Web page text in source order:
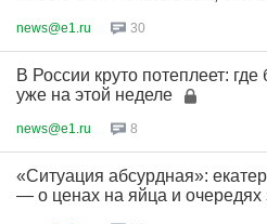
news@e1.ru 30
В России круто потеплеет: где
уже на этой неделе
news@e1.ru 8
«Ситуация абсурдная»:
— о ценах на яйца и очередях